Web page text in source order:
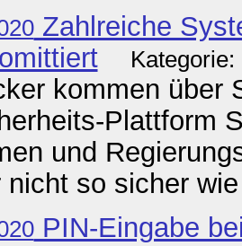
Zahlreiche
kommen über
Plattform
und
nicht so sicher
PIN-Eingabe